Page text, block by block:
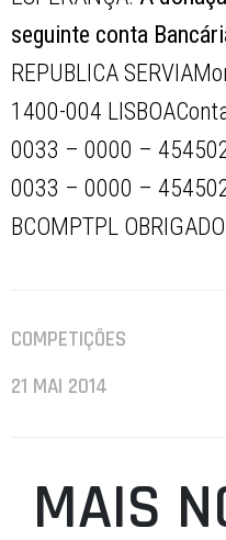
seguinte conta
REPUBLICA
1400-004
0033 – 0000 –
0033 – 0000 –
BCOMPTPL OBRIGADO
COMPETIÇÕES
21 MAI 2014
MAIS